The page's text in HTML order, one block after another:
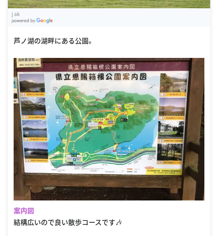
j ak
芦ノ湖の湖畔にある公園。
案内図
結構広いので良い散歩コースです🎶